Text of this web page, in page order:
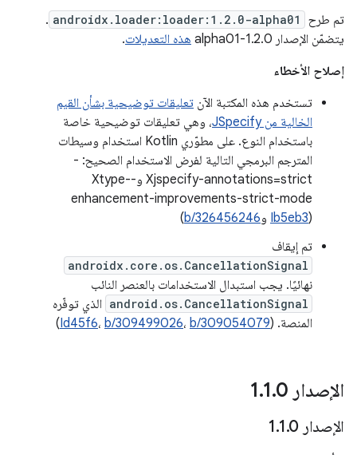
تم طرح
androidx.loader:loader:1.2.0-alpha01
.
يتضمّن الإصدار 1.2.0-alpha01
هذه التعديلات.
إصلاح الأخطاء
تستخدم هذه المكتبة الآن تعليقات توضيحية بشأن القيم
الخالية من JSpecify
، وهي تعليقات توضيحية خاصة
باستخدام النوع. على مطوّري Kotlin استخدام وسيطات
المترجم البرمجي التالية لفرض الاستخدام الصحيح: -
Xjspecify-annotations=strict و-Xtype-
enhancement-improvements-strict-mode
(
Ib5eb3 وb/326456246
)
تم إيقاف
androidx.core.os.CancellationSignal
نهائيًا. يجب استبدال الاستخدامات بالعنصر النائب
android.os.CancellationSignal الذي توفّره
المنصة. (
Id45f6، b/309499026، b/309054079
)
الإصدار 1 .1.0
الإصدار 1 .1.0